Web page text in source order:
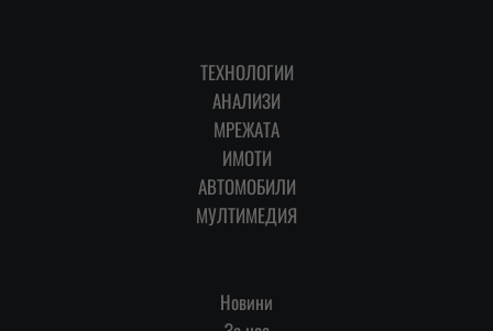
ТЕХНОЛОГИИ
АНАЛИЗИ
МРЕЖАТА
ИМОТИ
АВТОМОБИЛИ
МУЛТИМЕДИЯ
Новини